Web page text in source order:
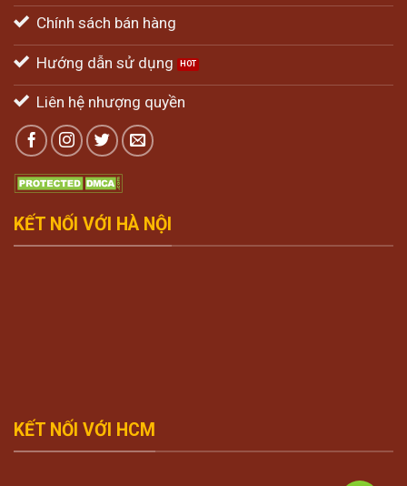
Chính sách bán hàng
Hướng dẫn sử dụng
Liên hệ nhượng quyền
KẾT NỐI VỚI HÀ NỘI
KẾT NỐI VỚI HCM